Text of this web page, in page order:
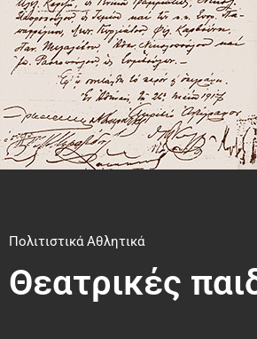
Πολιτιστικά Αθλητικά
Θεατρικές